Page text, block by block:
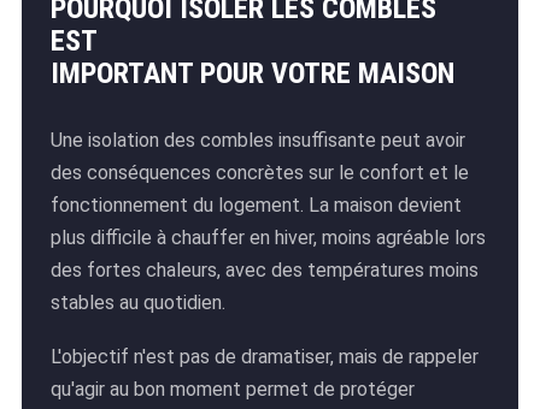
POURQUOI ISOLER LES COMBLES
EST
IMPORTANT POUR VOTRE MAISON
Une isolation des combles insuffisante peut avoir
des conséquences concrètes sur le confort et le
fonctionnement du logement. La maison devient
plus difficile à chauffer en hiver, moins agréable lors
des fortes chaleurs, avec des températures moins
stables au quotidien.
L'objectif n'est pas de dramatiser, mais de rappeler
qu'agir au bon moment permet de protéger